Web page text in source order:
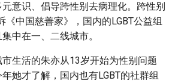
意识、倡导跨性别去病理化。跨性别
《中国慈善家》，国内的LGBT公益组
中在一、二线城市。
生活的朱亦从13岁开始为性别问题
她才了解，国内也有LGBT的社群组